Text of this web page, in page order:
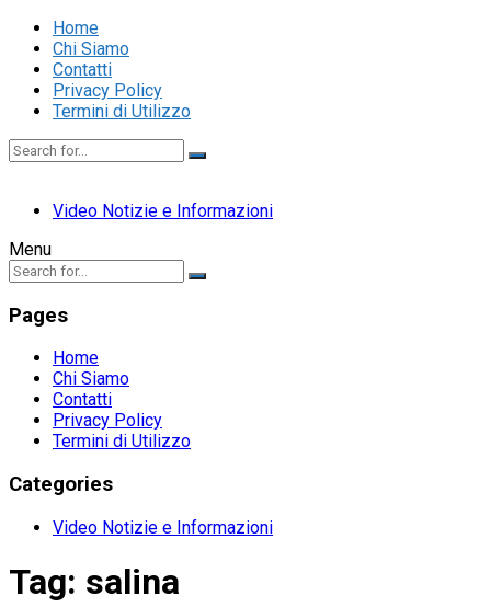
Home
Chi Siamo
Contatti
Privacy Policy
Termini di Utilizzo
Video Notizie e Informazioni
Menu
Pages
Home
Chi Siamo
Contatti
Privacy Policy
Termini di Utilizzo
Categories
Video Notizie e Informazioni
Tag: salina